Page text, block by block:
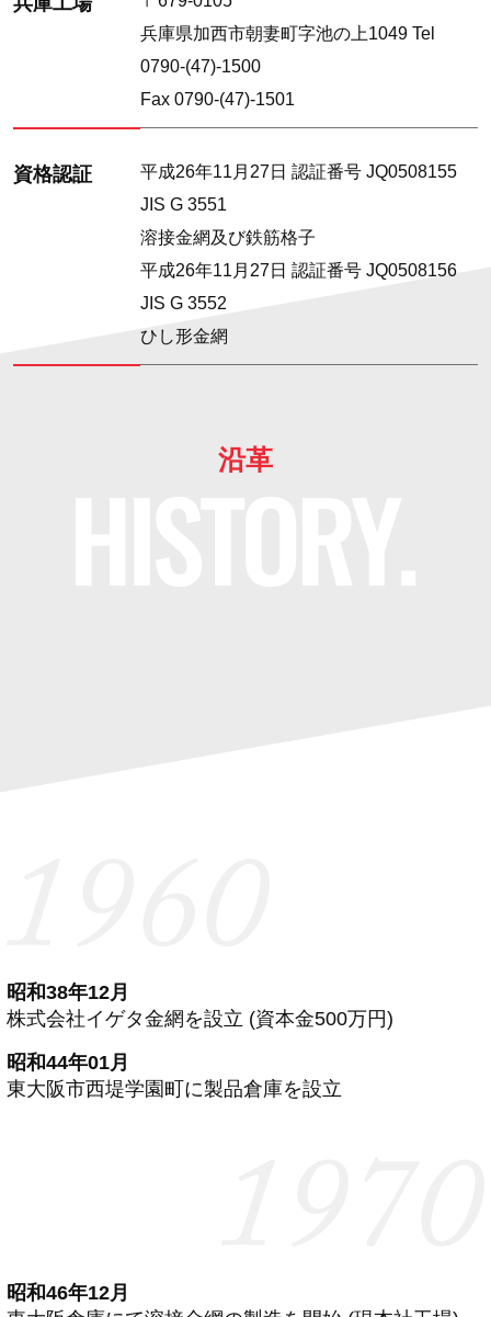
兵庫県加西市朝妻町字池の上1049 Tel
0790-(47)-1500
Fax 0790-(47)-1501
資格認証
平成26年11月27日 認証番号 JQ0508155
JIS G 3551
溶接金網及び鉄筋格子
平成26年11月27日 認証番号 JQ0508156
JIS G 3552
ひし形金網
沿革
昭和38年12月
株式会社イゲタ金網を設立 (資本金500万円)
昭和44年01月
東大阪市西堤学園町に製品倉庫を設立
昭和46年12月